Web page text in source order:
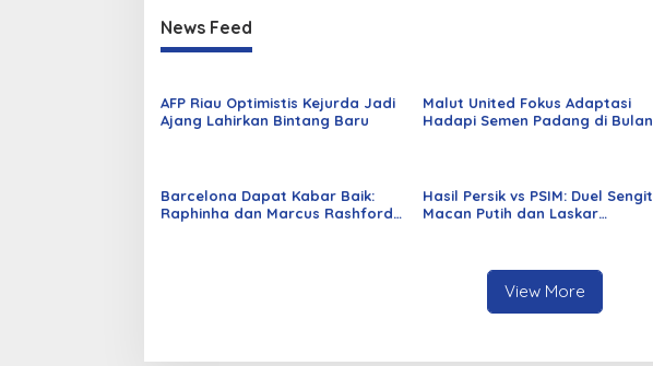
News Feed
AFP Riau Optimistis Kejurda Jadi
Ajang Lahirkan Bintang Baru
Malut United Fokus Adaptasi
Hadapi Semen Padang di Bulan
Barcelona Dapat Kabar Baik:
Raphinha dan Marcus Rashford
Hasil Persik vs PSIM: Duel Sengit
Macan Putih dan Laskar
View More